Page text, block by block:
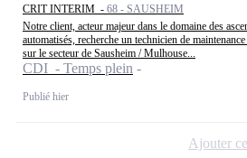
CRIT INTERIM - 68 - SAUSHEIM
Notre client, acteur majeur dans le domaine des
automatisés, recherche un technicien de
sur le secteur de Sausheim / Mulhouse...
CDI - Temps plein
Publié hier
Ajouter